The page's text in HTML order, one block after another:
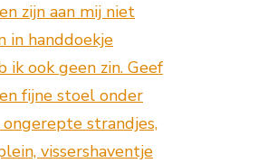
zijn aan mij niet
in handdoekje
ik ook geen zin. Geef
fijne stoel onder
ongerepte strandjes,
vissershaventje